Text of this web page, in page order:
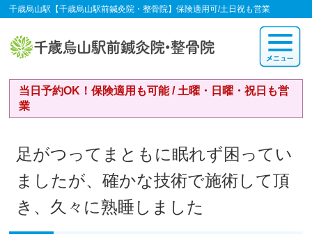
千歳烏山駅【千歳烏山駅前鍼灸院・整骨院】保険適用可/土日祝も営業
当日予約OK！保険適用も可能 / 土曜・日曜・祝日も営
業
足がつってまともに眠れず困ってい
ましたが、確かな技術で施術して頂
き、久々に熟睡しました